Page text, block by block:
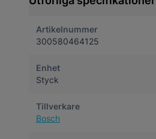
Artikelnummer
300580464125
Enhet
Styck
Tillverkare
Bosch